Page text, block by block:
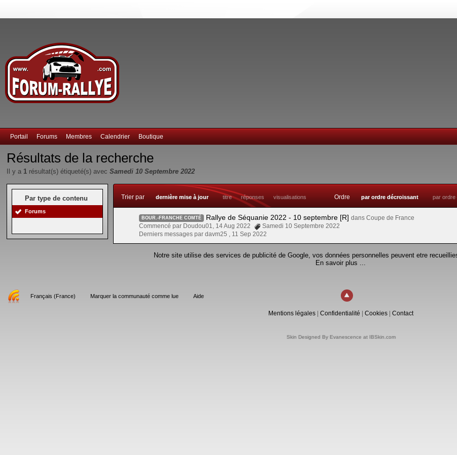
Portail Forums Membres Calendrier Boutique
Résultats de la recherche
Il y a 1 résultat(s) étiqueté(s) avecSamedi 10 Septembre 2022
Par type de contenu
Forums
Trier par dernière mise à jour titre réponses visualisations Ordre par ordre décroissant par
BOUR.-FRANCHE COMTÉ Rallye de Séquanie 2022 - 10 septembre [R] dans Coupe de France
Commencé par Doudou01, 14 Aug 2022
Samedi 10 Septembre 2022
Derniers messages par davm25 , 11 Sep 2022
Notre site utilise des services de publicité de Google, vos données personnelles peuvent etre
En savoir plus ...
Français (France) Marquer la communauté comme lue Aide
Mentions légales| Confidentialité Cookies| Contact
Skin Designed By Evanescence at IBSkin.com